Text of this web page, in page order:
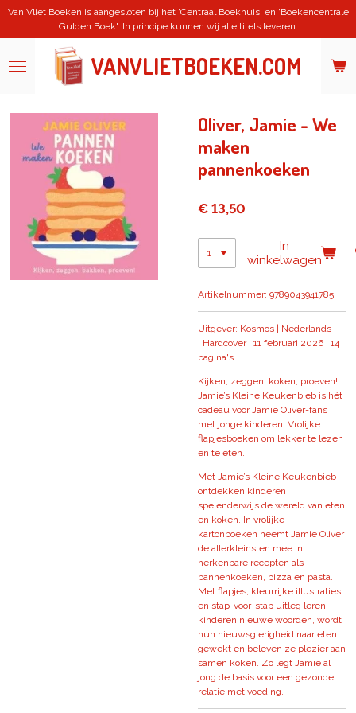
Ga
hoofdinhoud
VANVLIETBOEKEN.COM
Van Vliet Boeken is aangesloten bij het 'Centraal Boekhuis' en 'Boekencentrale
Gulden Boek'. In principe kunnen wij alle titels leveren.
Oliver, Jamie - We
maken
pannenkoeken
€ 13,50
In
winkelwagen
Artikelnummer: 9789043941785
Uitgever: Kosmos | Nederlands
Hardcover | 11 februari 2026 | 14
pagina's
Kijken, zeggen, koken, proeven!
Jamie’s Kleine Keukenbieb is hét
cadeau voor Jamie Oliver-fans
met jonge kinderen. Vrolijke
flapjesboeken om lekker te lezen
en te eten.
Met Jamie’s Kleine Keukenbieb
ontdekken kinderen
spelenderwijs de wereld van eten
en koken. In vrolijke
kartonboeken neemt Jamie Oliver
de allerkleinsten mee in
herkenbare recepten als
pannenkoeken, pizza en pasta.
Met flapjes, kleurrijke illustraties
en stap-voor-stap uitleg leren
kinderen nieuwe woorden, wordt
hun nieuwsgierigheid naar eten
gewekt en beleven ze plezier aan
samen koken. Zo legt Jamie al
jong de basis voor een gezonde
relatie met voeding.